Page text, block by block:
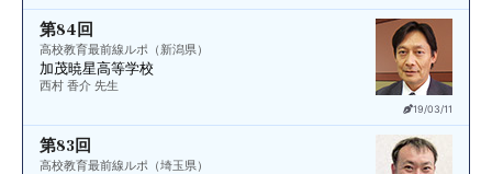
19/03/11
第84回
高校教育最前線ルポ（新潟県）
加茂暁星高等学校
西村 香介 先生
第83回
高校教育最前線ルポ（埼玉県）